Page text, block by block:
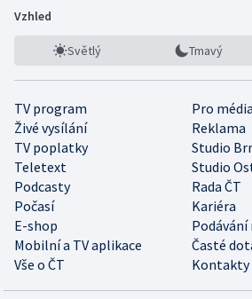
Vzhled
Světlý Tmavý
TV program
Pro média
Živé vysílání
Reklama
TV poplatky
Studio
Teletext
Studio
Podcasty
Rada ČT
Počasí
Kariéra
E-shop
Mobilní a TV aplikace
Časté
Vše o ČT
Kontakty